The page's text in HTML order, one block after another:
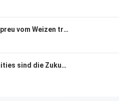
kommst und was richtig
du in diesem Podcast.
#45 Wenn sich die Spreu vom Weizen trennt! Unternehmertalk mit Carina von weltvonunten
#44 Online Communities sind die Zukunft! mit Calvin Hollywood